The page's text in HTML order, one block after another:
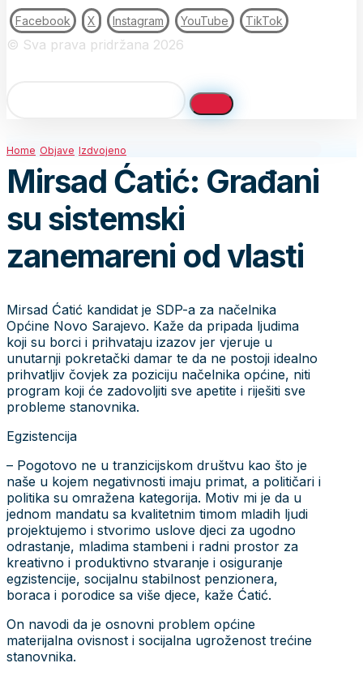
Facebook X Instagram YouTube TikTok
© Sva prava pridržana 2026
Home Objave Izdvojeno
Mirsad Ćatić: Građani
su sistemski
zanemareni od vlasti
Mirsad Ćatić kandidat je SDP-a za načelnika
Općine Novo Sarajevo. Kaže da pripada ljudima
koji su borci i prihvataju izazov jer vjeruje u
unutarnji pokretački damar te da ne postoji idealno
prihvatljiv čovjek za poziciju načelnika općine, niti
program koji će zadovoljiti sve apetite i riješiti sve
probleme stanovnika.
Egzistencija
– Pogotovo ne u tranzicijskom društvu kao što je
naše u kojem negativnosti imaju primat, a političari i
politika su omražena kategorija. Motiv mi je da u
jednom mandatu sa kvalitetnim timom mladih ljudi
projektujemo i stvorimo uslove djeci za ugodno
odrastanje, mladima stambeni i radni prostor za
kreativno i produktivno stvaranje i osiguranje
egzistencije, socijalnu stabilnost penzionera,
boraca i porodice sa više djece, kaže Ćatić.
On navodi da je osnovni problem općine
materijalna ovisnost i socijalna ugroženost trećine
stanovnika.